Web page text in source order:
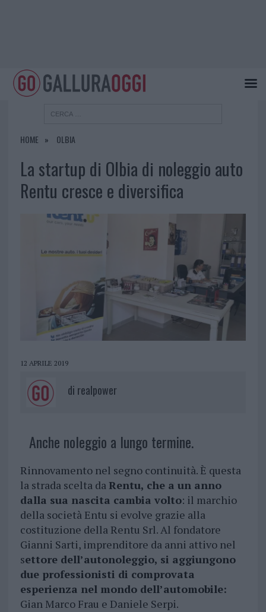
HOME OLBIA
La startup di Olbia di noleggio auto
Rentu cresce e diversifica
12 APRILE 2019
di realpower
Anche noleggio a lungo termine.
Rinnovamento nel segno continuità. È questa
la strada scelta daRentu, che a un anno
dalla sua nascita cambia volto: il marchio
della società Entu si evolve grazie alla
costituzione della Rentu Srl. Al fondatore
Gianni Sarti, imprenditore da anni attivo nel
settore dell’autonoleggio, si aggiungono
due professionisti di comprovata
esperienza nel mondo dell’automobile:
Gian Marco Frau e Daniele Serpi.